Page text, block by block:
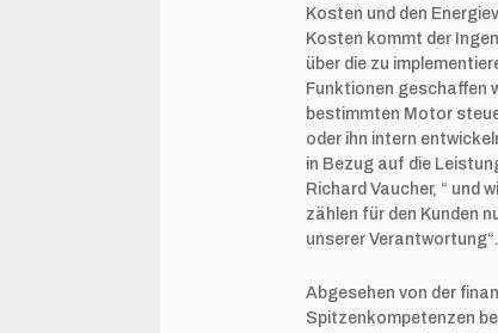
Kosten und den
Kosten kommt der
über die zu
Funktionen geschaffen
bestimmten Motor
oder ihn intern
in Bezug auf die
Richard Vaucher, “ und
zählen für den Kunden
unserer Verantwortung“.
Abgesehen von der
Spitzenkompetenzen